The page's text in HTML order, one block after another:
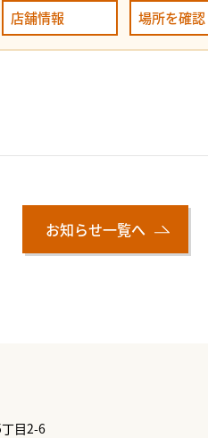
店舗情報 場所を確認
お知らせ一覧へ
目2-6